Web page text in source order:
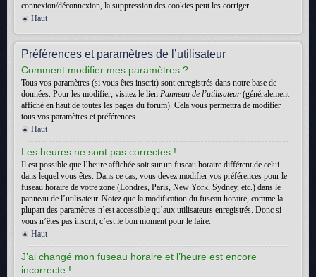
connexion/déconnexion, la suppression des cookies peut les corriger.
Haut
Préférences et paramètres de l’utilisateur
Comment modifier mes paramètres ?
Tous vos paramètres (si vous êtes inscrit) sont enregistrés dans notre base de
données. Pour les modifier, visitez le lien Panneau de l’utilisateur (généralement
affiché en haut de toutes les pages du forum). Cela vous permettra de modifier
tous vos paramètres et préférences.
Haut
Les heures ne sont pas correctes !
Il est possible que l’heure affichée soit sur un fuseau horaire différent de celui
dans lequel vous êtes. Dans ce cas, vous devez modifier vos préférences pour le
fuseau horaire de votre zone (Londres, Paris, New York, Sydney, etc.) dans le
panneau de l’utilisateur. Notez que la modification du fuseau horaire, comme la
plupart des paramètres n’est accessible qu’aux utilisateurs enregistrés. Donc si
vous n’êtes pas inscrit, c’est le bon moment pour le faire.
Haut
J’ai changé mon fuseau horaire et l’heure est encore
incorrecte !